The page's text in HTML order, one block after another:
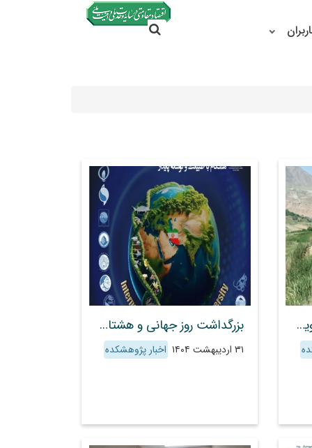
جستجو
جستجو در سایت
برگزاری کارگاه آموزشی و ترویجی "بررسی علل و روش‌های کنترل زمین‌لغزش" در منطقه باغان چهارمحال و بختیاری بزرگداشت روز جهانی و هشتادمین سالروز تاسیس همگام با طبیعت و توسعه پایدار
۳۱ اردیبهشت ۱۴۰۴ اخبار پژوهشکده